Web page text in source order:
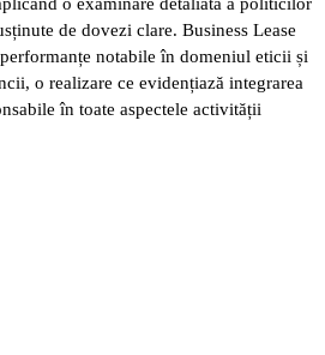
de dovezi clare. Business Lease
notabile în domeniul eticii și
o realizare ce evidențiază integrarea
în toate aspectele activității